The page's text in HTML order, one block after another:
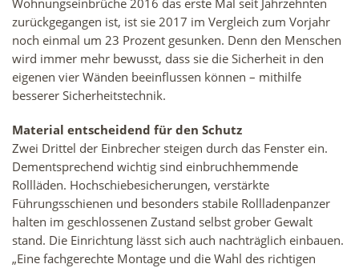
Wohnungseinbrüche 2016 das erste Mal seit Jahrzehnten
zurückgegangen ist, ist sie 2017 im Vergleich zum Vorjahr
noch einmal um 23 Prozent gesunken. Denn den Menschen
wird immer mehr bewusst, dass sie die Sicherheit in den
eigenen vier Wänden beeinflussen können – mithilfe
besserer Sicherheitstechnik.
Material entscheidend für den Schutz
Zwei Drittel der Einbrecher steigen durch das Fenster ein.
Dementsprechend wichtig sind einbruchhemmende
Rollläden. Hochschiebesicherungen, verstärkte
Führungsschienen und besonders stabile Rollladenpanzer
halten im geschlossenen Zustand selbst grober Gewalt
stand. Die Einrichtung lässt sich auch nachträglich einbauen.
„Eine fachgerechte Montage und die Wahl des richtigen